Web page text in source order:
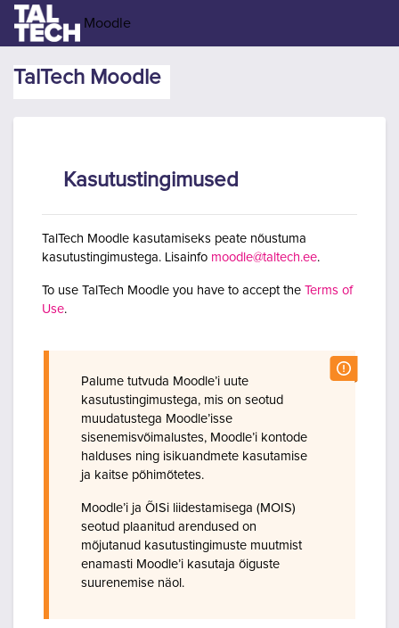
Jäta vahele peasisuni
Moodle
TalTech Moodle
Kasutustingimused
TalTech Moodle kasutamiseks peate nõustuma
kasutustingimustega. Lisainfo moodle@taltech.ee.
To use TalTech Moodle you have to accept the Terms of
Use.
Palume tutvuda Moodle’i uute
kasutustingimustega, mis on seotud
muudatustega Moodle’isse
sisenemisvõimalustes, Moodle’i kontode
halduses ning isikuandmete kasutamise
ja kaitse põhimõtetes.
Moodle’i ja ÕISi liidestamisega (MOIS)
seotud plaanitud arendused on
mõjutanud kasutustingimuste muutmist
enamasti Moodle’i kasutaja õiguste
suurenemise näol.